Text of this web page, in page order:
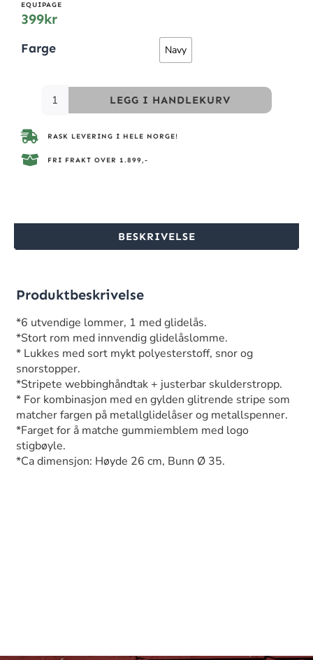
EQUIPAGE
399kr
Farge Navy
LEGG I HANDLEKURV
RASK LEVERING I HELE NORGE!
FRI FRAKT OVER 1.899,-
BESKRIVELSE
Produktbeskrivelse
*6 utvendige lommer, 1 med glidelås.
*Stort rom med innvendig glidelåslomme.
* Lukkes med sort mykt polyesterstoff, snor og
snorstopper.
*Stripete webbinghåndtak + justerbar skulderstropp.
* For kombinasjon med en gylden glitrende stripe som
matcher fargen på metallglidelåser og metallspenner.
*Farget for å matche gummiemblem med logo
stigbøyle.
*Ca dimensjon: Høyde 26 cm, Bunn Ø 35.